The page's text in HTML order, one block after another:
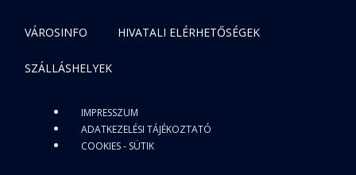
VÁROSINFO HIVATALI ELÉRHETŐSÉGEK
SZÁLLÁSHELYEK
IMPRESSZUM
ADATKEZELÉSI TÁJÉKOZTATÓ
COOKIES - SÜTIK